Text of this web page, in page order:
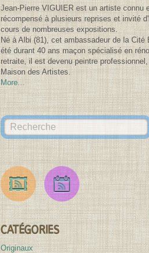
Jean-Pierre VIGUIER est un artiste connu
récompensé à plusieurs reprises et invité
cours de nombreuses expositions.
Né à Albi (81), cet ambassadeur de la Cité
été durant 40 ans maçon spécialisé en
retraite, il est devenu peintre
Maison des Artistes.
More...
Search for:
des
Canvases
des
Expositions
CATÉGORIES
Originaux